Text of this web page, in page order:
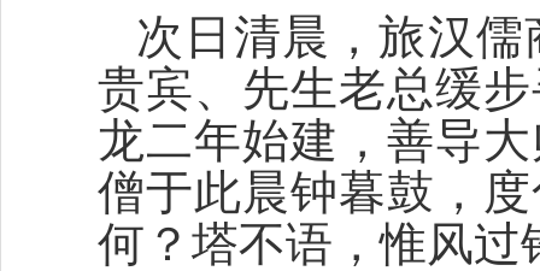
次日清晨，旅汉
贵宾、先生老总缓
龙二年始建，善导
僧于此晨钟暮鼓，
何？塔不语，惟风过